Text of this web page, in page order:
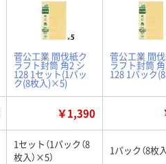
菅公工業 間伐紙ク
ラフト封筒 角2 シ
128 1セット(1パッ
ク(8枚入)×5)
菅公工業 間
ラフト封筒
128 1パック
￥1,390
1セット（1パック（8
枚入）×5）
1パック（8枚